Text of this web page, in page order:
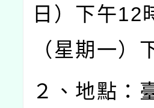
日）下午12
（星期一）
２、地點：